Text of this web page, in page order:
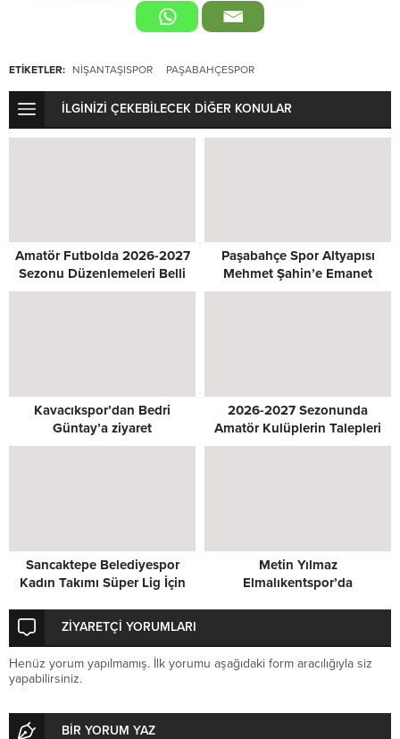
ETİKETLER: NIŞANTAŞISPOR PAŞABAHÇESPOR
İLGİNİZİ ÇEKEBİLECEK DİĞER KONULAR
Amatör Futbolda 2026-2027
Sezonu Düzenlemeleri Belli
Oldu
Paşabahçe Spor Altyapısı
Mehmet Şahin’e Emanet
Kavacıkspor’dan Bedri
Güntay’a ziyaret
2026-2027 Sezonunda
Amatör Kulüplerin Talepleri
Masada
Sancaktepe Belediyespor
Kadın Takımı Süper Lig İçin
Metin Yılmaz
Elmalıkentspor’da
ZİYARETÇİ YORUMLARI
Henüz yorum yapılmamış. İlk yorumu aşağıdaki form aracılığıyla siz
yapabilirsiniz.
BİR YORUM YAZ